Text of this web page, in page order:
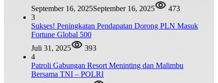
September 16, 2025September 16, 2025
473
3
Sukses! Peningkatan Pendapatan Dorong PLN Masuk
Fortune Global 500
Juli 31, 2025
393
4
Patroli Gabungan Resort Meninting dan Malimbu
Bersama TNI – POLRI